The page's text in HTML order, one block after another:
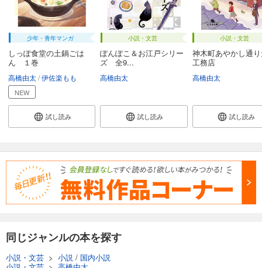
少年・青年マンガ
しっぽ食堂の土鍋ごは
ん １巻
高橋由太 伊佐楽もも
NEW
試し読み
小説・文芸
ぽんぽこ＆お江戸シリー
ズ 全9...
高橋由太
試し読み
小説・文芸
神木町あやかし通
工務店
高橋由太
試し読み
同じジャンルの本を探す
小説・文芸 > 小説 / 国内小説